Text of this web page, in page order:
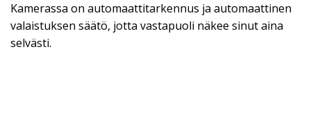
Kamerassa on automaattitarkennus ja automaattinen
valaistuksen säätö, jotta vastapuoli näkee sinut aina
selvästi.